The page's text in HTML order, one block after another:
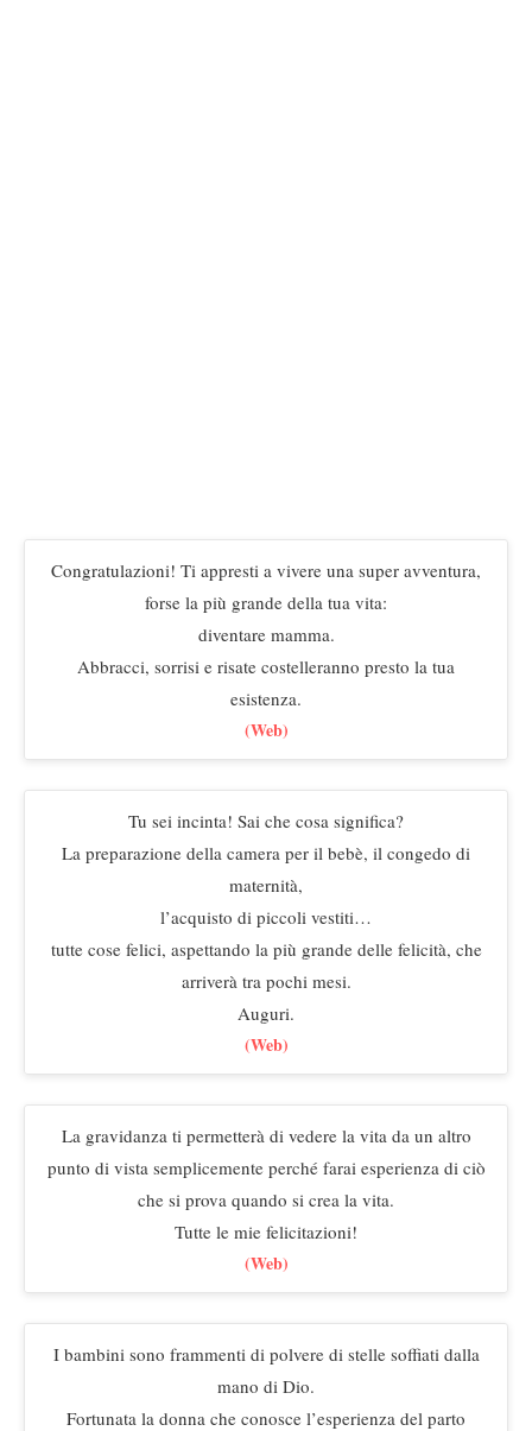
Congratulazioni! Ti appresti a vivere una super avventura,
forse la più grande della tua vita:
diventare mamma.
Abbracci, sorrisi e risate costelleranno presto la tua
esistenza.
(Web)
Tu sei incinta! Sai che cosa significa?
La preparazione della camera per il bebè, il congedo di
maternità,
l’acquisto di piccoli vestiti…
tutte cose felici, aspettando la più grande delle felicità, che
arriverà tra pochi mesi.
Auguri.
(Web)
La gravidanza ti permetterà di vedere la vita da un altro
punto di vista semplicemente perché farai esperienza di ciò
che si prova quando si crea la vita.
Tutte le mie felicitazioni!
(Web)
I bambini sono frammenti di polvere di stelle soffiati dalla
mano di Dio.
Fortunata la donna che conosce l’esperienza del parto